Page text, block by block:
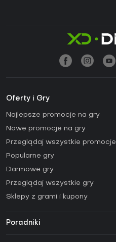
Oferty i Gry
Najlepsze promocje na gry
Nowe promocje na gry
Przeglądaj wszystkie promocje
Popularne gry
Darmowe gry
Przeglądaj wszystkie gry
Sklepy z grami i kupony
Poradniki